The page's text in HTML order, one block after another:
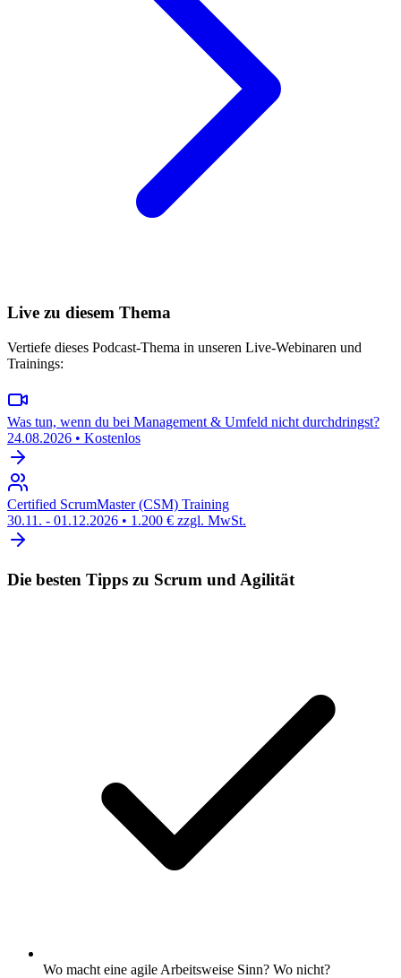
Live zu diesem Thema
Vertiefe dieses Podcast-Thema in unseren Live-Webinaren und
Trainings:
Was tun, wenn du bei Management & Umfeld nicht durchdringst?
24.08.2026 • Kostenlos
Certified ScrumMaster (CSM) Training
30.11. - 01.12.2026 • 1.200 € zzgl. MwSt.
Die besten Tipps zu Scrum und Agilität
Wo macht eine agile Arbeitsweise Sinn? Wo nicht?